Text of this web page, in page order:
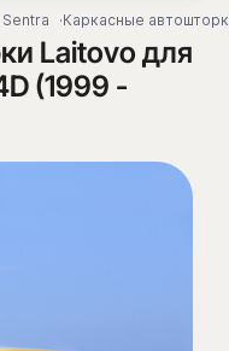
Каркасные
Laitovo для
(1999 -